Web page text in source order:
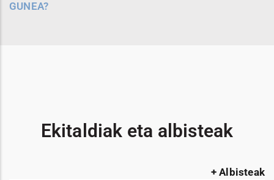
GUNEA?
Ekitaldiak eta albisteak
+ Albisteak